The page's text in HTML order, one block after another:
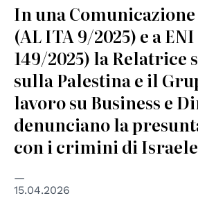
In una
(AL ITA 9/2025) e a
149/2025) la Relatrice
sulla Palestina e il
lavoro su Business e
denunciano la
con i crimini di
15.04.2026